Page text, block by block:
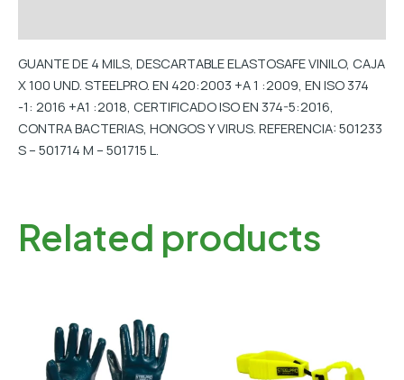
GUANTE DE 4 MILS, DESCARTABLE ELASTOSAFE VINILO, CAJA
X 100 UND. STEELPRO. EN 420:2003 +A 1 :2009, EN ISO 374
-1: 2016 +A1 :2018, CERTIFICADO ISO EN 374-5:2016,
CONTRA BACTERIAS, HONGOS Y VIRUS. REFERENCIA: 501233
S – 501714 M – 501715 L.
Related products